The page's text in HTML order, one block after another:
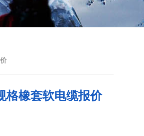
格橡套软电缆报价